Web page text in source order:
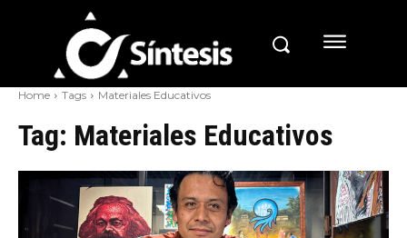
Home Tags Materiales Educativos
Tag: Materiales Educativos